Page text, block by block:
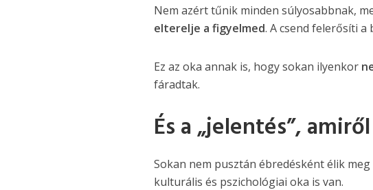
Nem azért tűnik minden súlyosabbnak,
elterelje a figyelmed. A csend felerősíti a
Ez az oka annak is, hogy sokan ilyenkor
fáradtak.
És a „jelentés”,
Sokan nem pusztán ébredésként élik
kulturális és pszichológiai oka is van.